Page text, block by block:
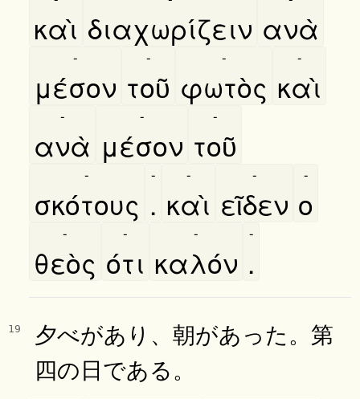
καὶ διαχωρίζειν ανὰ
μέσον
-
τοῦ
-
φωτὸς
-
καὶ
-
ανὰ
-
μέσον
-
τοῦ
-
σκότους
-
.
-
καὶ
-
εῖδεν
-
ο
-
θεὸς
-
ότι
-
καλόν
-
.
-
19
夕べがあり、朝があった。第
四の日である。